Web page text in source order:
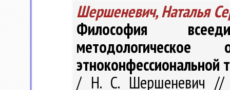
Шершеневич, Наталья
Философия
этноконфессиональной
/ Н. С. Шершеневич //